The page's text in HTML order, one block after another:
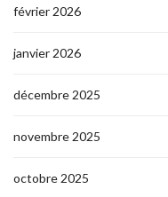
février 2026
janvier 2026
décembre 2025
novembre 2025
octobre 2025